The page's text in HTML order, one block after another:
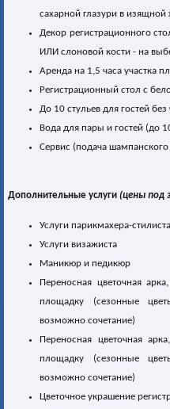
сахарной глазури в изящной
Декор регистрационного
ИЛИ слоновой кости - на
Аренда на 1,5 часа участка
Регистрационный стол с
До 10 стульев для гостей
Вода для пары и гостей (до
Сервис (подача шампанского
Дополнительные услуги (цены под
Услуги парикмахера-стилиста
Услуги визажиста
Маникюр и педикюр
Переносная цветочная
площадку (сезонные
возможно сочетание)
Переносная цветочная
площадку (сезонные
возможно сочетание)
Цветочное украшение